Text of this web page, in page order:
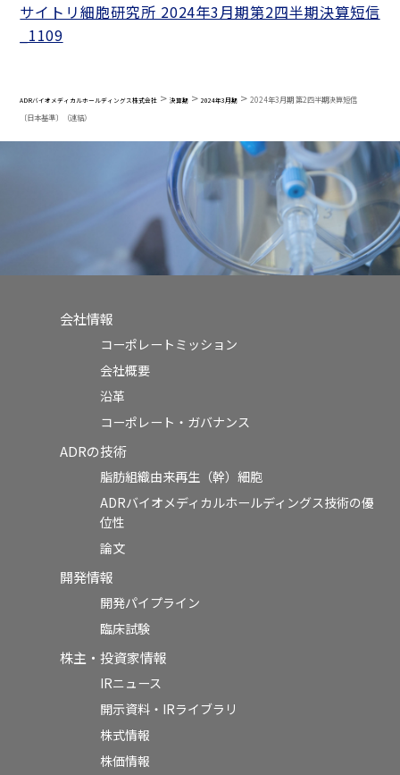
サイトリ細胞研究所 2024年3月期第2四半期決算短信
_1109
ADRバイオメディカルホールディングス株式会社 >決算期 >2024年3月期 >2024年3月期 第2四半期決算短信
〔日本基準〕（連結）
会社情報
コーポレートミッション
会社概要
沿革
コーポレート・ガバナンス
ADRの技術
脂肪組織由来再生（幹）細胞
ADRバイオメディカルホールディングス技術の優
位性
論文
開発情報
開発パイプライン
臨床試験
株主・投資家情報
IRニュース
開示資料・IRライブラリ
株式情報
株価情報